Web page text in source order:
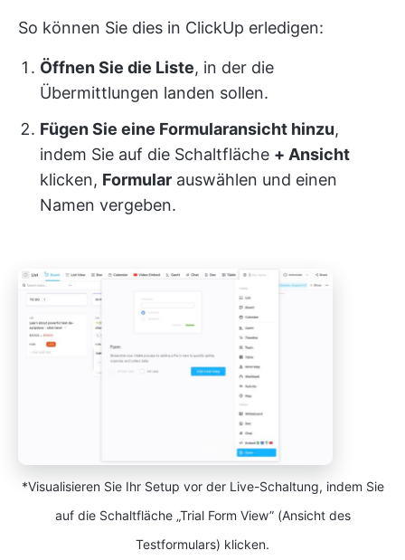
So können Sie dies in ClickUp erledigen:
Öffnen Sie die Liste, in der die
Übermittlungen landen sollen.
Fügen Sie eine Formularansicht hinzu,
indem Sie auf die Schaltfläche + Ansicht
klicken, Formular auswählen und einen
Namen vergeben.
*Visualisieren Sie Ihr Setup vor der Live-Schaltung, indem Sie
auf die Schaltfläche „Trial Form View” (Ansicht des
Testformulars) klicken.